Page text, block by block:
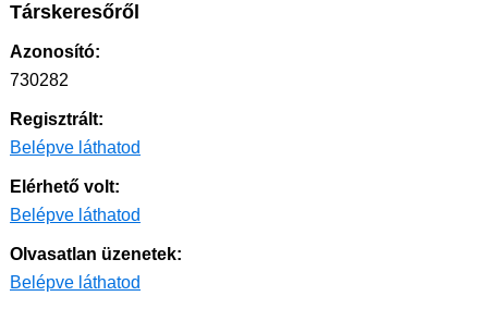
Társkeresőről
Azonosító:
730282
Regisztrált:
Belépve láthatod
Elérhető volt:
Belépve láthatod
Olvasatlan üzenetek:
Belépve láthatod